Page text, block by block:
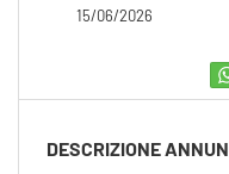
FR
15/06/2026
DESCRIZIONE